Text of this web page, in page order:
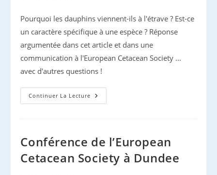
Pourquoi les dauphins viennent-ils à l'étrave ? Est-ce
un caractère spécifique à une espèce ? Réponse
argumentée dans cet article et dans une
communication à l'European Cetacean Society ...
avec d'autres questions !
Continuer La Lecture Conférence
De
Dundee
(Ecosse)
Conférence de l’European
Cetacean Society à Dundee